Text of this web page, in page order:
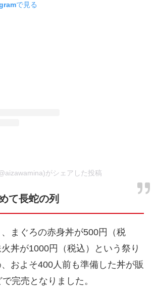
で見る
がシェアした投稿
て長蛇の列
まぐろの赤身丼が500円（税
丼が1000円（税込）という祭り
およそ400人前も準備した丼が販
完売となりました。